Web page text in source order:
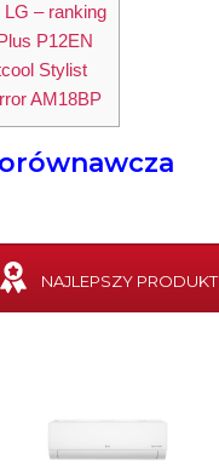
– ranking
P12EN
Stylist
AM18BP
NAJLEPSZY PRODUKT